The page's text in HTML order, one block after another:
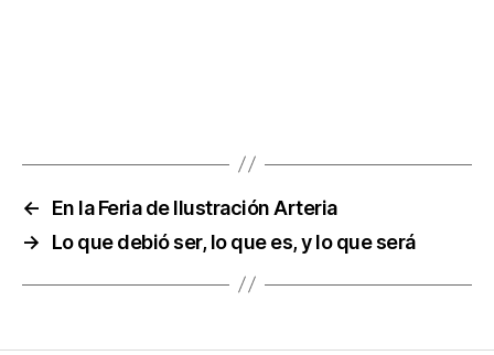
←
En la Feria de Ilustración Arteria
→
Lo que debió ser, lo que es, y lo que será